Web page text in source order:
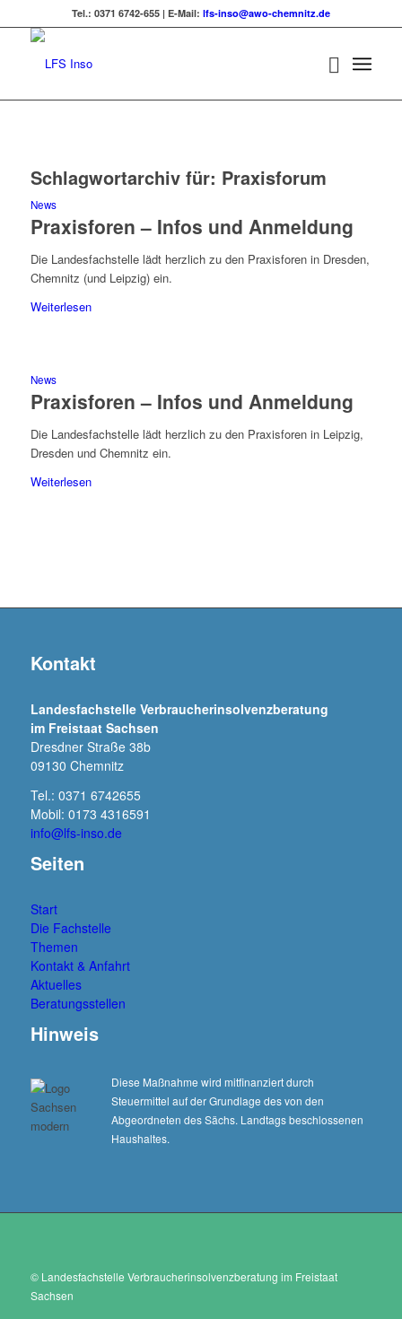
Tel.: 0371 6742-655 | E-Mail: lfs-inso@awo-chemnitz.de
Schlagwortarchiv für: Praxisforum
News
Praxisforen – Infos und Anmeldung
Die Landesfachstelle lädt herzlich zu den Praxisforen in Dresden,
Chemnitz (und Leipzig) ein.
Weiterlesen
News
Praxisforen – Infos und Anmeldung
Die Landesfachstelle lädt herzlich zu den Praxisforen in Leipzig,
Dresden und Chemnitz ein.
Weiterlesen
Kontakt
Landesfachstelle Verbraucherinsolvenzberatung
im Freistaat Sachsen
Dresdner Straße 38b
09130 Chemnitz
Tel.: 0371 6742655
Mobil: 0173 4316591
info@lfs-inso.de
Seiten
Start
Die Fachstelle
Themen
Kontakt & Anfahrt
Aktuelles
Beratungsstellen
Hinweis
Diese Maßnahme wird mitfinanziert durch
Steuermittel auf der Grundlage des von den
Abgeordneten des Sächs. Landtags beschlossenen
Haushaltes.
© Landesfachstelle Verbraucherinsolvenzberatung im Freistaat
Sachsen